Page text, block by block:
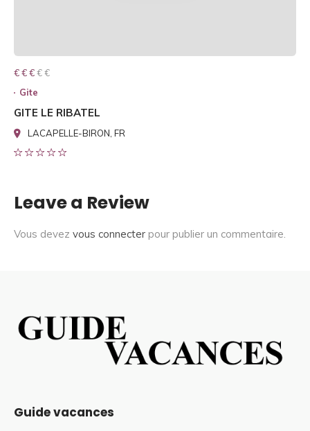
€ € € € €
€ € €
Gite
GITE LE RIBATEL
LACAPELLE-BIRON, FR
Leave a Review
Vous devez vous connecter pour publier un commentaire.
Guide vacances